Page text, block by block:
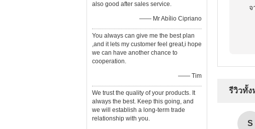
also good after sales service.
—— Mr Abílio Cipriano
You always can give me the best plan
,and it lets my customer feel great,i hope
we can have another chance to
cooperation.
—— Tim
We trust the quality of your products. It
always the best. Keep this going, and
we will establish a long-term trade
relationship with you.
จ
รีวิวทั้ง
S